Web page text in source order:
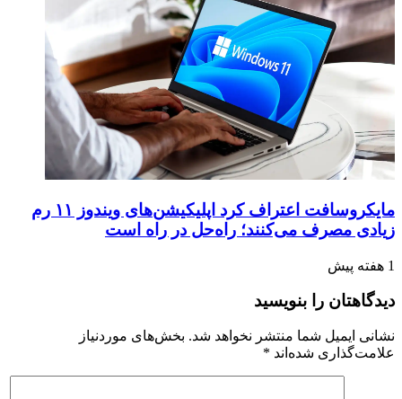
مایکروسافت اعتراف کرد اپلیکیشن‌های ویندوز ۱۱ رم
زیادی مصرف می‌کنند؛ راه‌حل در راه است
1 هفته پیش
دیدگاهتان را بنویسید
نشانی ایمیل شما منتشر نخواهد شد. بخش‌های موردنیاز
علامت‌گذاری شده‌اند *